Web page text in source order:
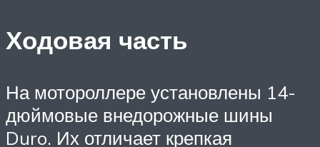
Ходовая часть
На мотороллере установлены 14-
дюймовые внедорожные шины
Duro. Их отличает крепкая